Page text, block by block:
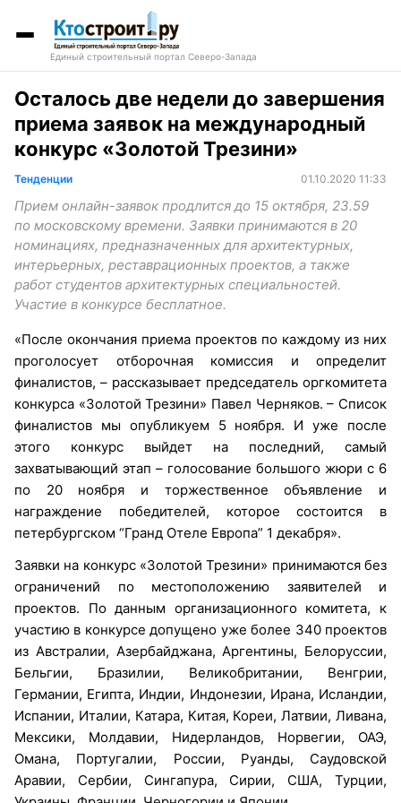
Единый строительный портал Северо-Запада
Осталось две недели до завершения
приема заявок на международный
конкурс «Золотой Трезини»
Тенденции 01.10.2020 11:33
Прием онлайн-заявок продлится до 15 октября, 23.59
по московскому времени. Заявки принимаются в 20
номинациях, предназначенных для архитектурных,
интерьерных, реставрационных проектов, а также
работ студентов архитектурных специальностей.
Участие в конкурсе бесплатное.
«После окончания приема проектов по каждому из них
проголосует отборочная комиссия и определит
финалистов, – рассказывает председатель оргкомитета
конкурса «Золотой Трезини» Павел Черняков. – Список
финалистов мы опубликуем 5 ноября. И уже после
этого конкурс выйдет на последний, самый
захватывающий этап – голосование большого жюри с 6
по 20 ноября и торжественное объявление и
награждение победителей, которое состоится в
петербургском “Гранд Отеле Европа” 1 декабря».
Заявки на конкурс «Золотой Трезини» принимаются без
ограничений по местоположению заявителей и
проектов. По данным организационного комитета, к
участию в конкурсе допущено уже более 340 проектов
из Австралии, Азербайджана, Аргентины, Белоруссии,
Бельгии, Бразилии, Великобритании, Венгрии,
Германии, Египта, Индии, Индонезии, Ирана, Исландии,
Испании, Италии, Катара, Китая, Кореи, Латвии, Ливана,
Мексики, Молдавии, Нидерландов, Норвегии, ОАЭ,
Омана, Португалии, России, Руанды, Саудовской
Аравии, Сербии, Сингапура, Сирии, США, Турции,